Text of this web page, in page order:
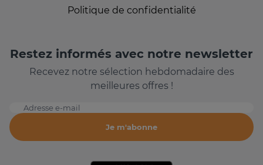
Politique de confidentialité
Restez informés avec notre newsletter
Recevez notre sélection hebdomadaire des
meilleures offres !
Adresse e-mail
Je m'abonne